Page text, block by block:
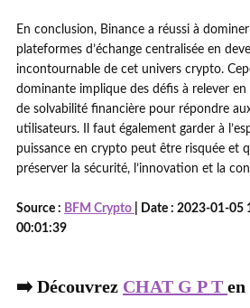
En conclusion, Binance a réussi à
plateformes d’échange centralisée en
incontournable de cet univers crypto.
dominante implique des défis à relever
de solvabilité financière pour répondre
utilisateurs. Il faut également garder à
puissance en crypto peut être risquée et
préserver la sécurité, l’innovation et la
Source : BFM Crypto
| Date : 2023-01-05
00:01:39
➡️ Découvrez CHAT G P T